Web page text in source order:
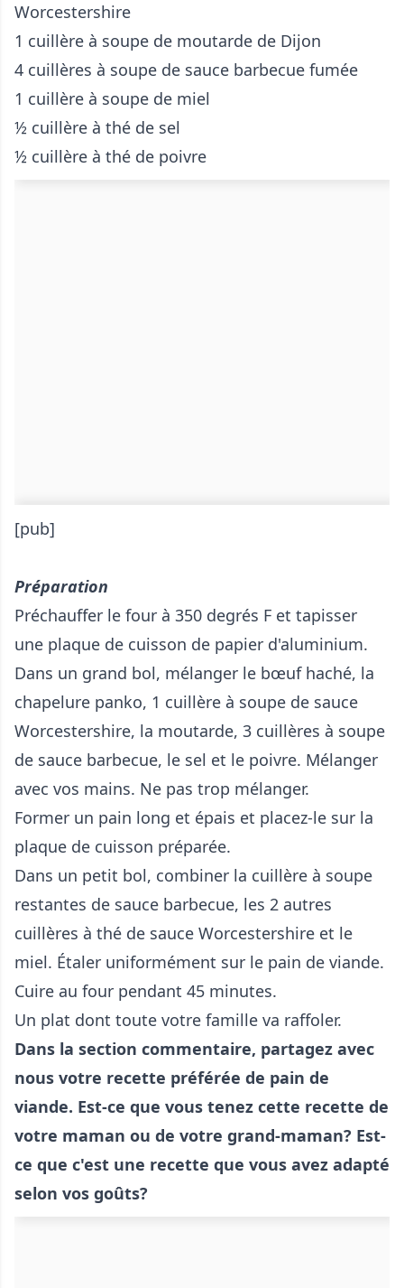
Worcestershire
1 cuillère à soupe de moutarde de Dijon
4 cuillères à soupe de sauce barbecue fumée
1 cuillère à soupe de miel
½ cuillère à thé de sel
½ cuillère à thé de poivre
[pub]
Préparation
Préchauffer le four à 350 degrés F et tapisser
une plaque de cuisson de papier d'aluminium.
Dans un grand bol, mélanger le bœuf haché, la
chapelure panko, 1 cuillère à soupe de sauce
Worcestershire, la moutarde, 3 cuillères à soupe
de sauce barbecue, le sel et le poivre. Mélanger
avec vos mains. Ne pas trop mélanger.
Former un pain long et épais et placez-le sur la
plaque de cuisson préparée.
Dans un petit bol, combiner la cuillère à soupe
restantes de sauce barbecue, les 2 autres
cuillères à thé de sauce Worcestershire et le
miel. Étaler uniformément sur le pain de viande.
Cuire au four pendant 45 minutes.
Un plat dont toute votre famille va raffoler.
Dans la section commentaire, partagez avec
nous votre recette préférée de pain de
viande. Est-ce que vous tenez cette recette de
votre maman ou de votre grand-maman? Est-
ce que c'est une recette que vous avez adapté
selon vos goûts?